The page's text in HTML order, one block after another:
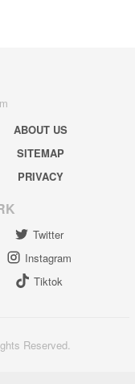
ABOUT US
SITEMAP
PRIVACY
Twitter
Instagram
Tiktok
Reserved.